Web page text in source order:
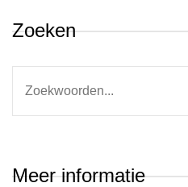
Zoeken
Meer informatie